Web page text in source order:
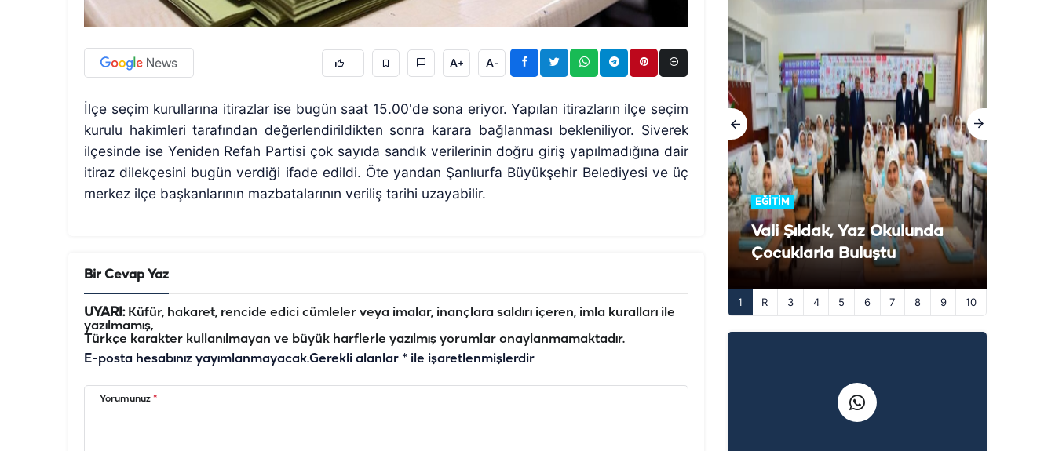
A+ A-
İlçe seçim kurullarına itirazlar ise bugün saat 15.00'de sona eriyor. Yapılan itirazların ilçe seçim
kurulu hakimleri tarafından değerlendirildikten sonra karara bağlanması bekleniliyor. Siverek
ilçesinde ise Yeniden Refah Partisi çok sayıda sandık verilerinin doğru giriş yapılmadığına dair
itiraz dilekçesini bugün verdiği ifade edildi. Öte yandan Şanlıurfa Büyükşehir Belediyesi ve üç
merkez ilçe başkanlarının mazbatalarının veriliş tarihi uzayabilir.
Bir Cevap Yaz
UYARI:Küfür, hakaret, rencide edici cümleler veya imalar, inançlara saldırı içeren, imla kuralları ile
yazılmamış,
Türkçe karakter kullanılmayan ve büyük harflerle yazılmış yorumlar onaylanmamaktadır.
E-posta hesabınız yayımlanmayacak.Gerekli alanlar * ile işaretlenmişlerdir
Yorumunuz *
EĞİTİM
Vali Şıldak, Yaz Okulunda
Çocuklarla Buluştu
1 3 4 5 6 7 8 9 10